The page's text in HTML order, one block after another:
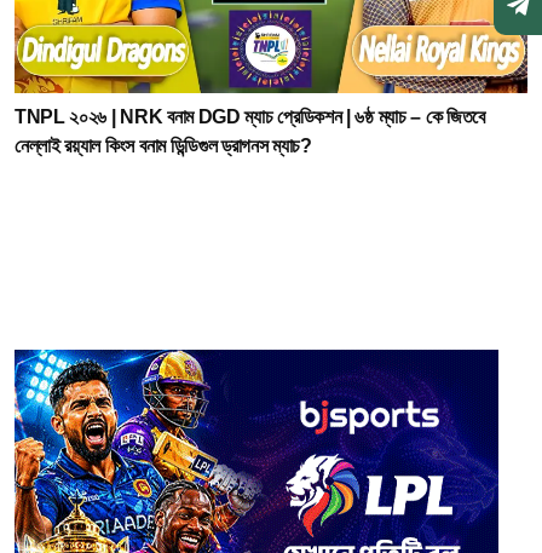
TNPL ২০২৬ | NRK বনাম DGD ম্যাচ প্রেডিকশন | ৬ষ্ঠ ম্যাচ – কে জিতবে
নেল্লাই রয়্যাল কিংস বনাম ডিন্ডিগুল ড্রাগনস ম্যাচ?